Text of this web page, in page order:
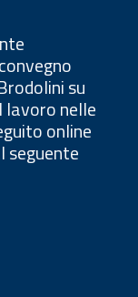
su
nelle
online
seguente